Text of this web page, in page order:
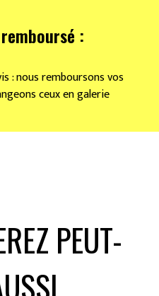
:
: nous remboursons vos
ceux en galerie
PEUT-